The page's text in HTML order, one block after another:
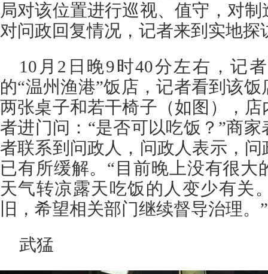
局对该位置进行巡视、值守，对
对问政回复情况，记者来到实地探
10月2日晚9时40分左右，记
的“温州渔港”饭店，记者看到该
两张桌子和若干椅子（如图），
者进门问：“是否可以吃饭？”商
者联系到问政人，问政人表示，问
已有所缓解。“目前晚上没有很大
天气转凉露天吃饭的人变少有关
旧，希望相关部门继续督导治理
武猛